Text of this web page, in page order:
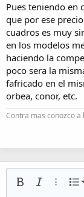
Pues teniendo en
que por ese
cuadros es muy
en los modelos
haciendo la
poco sera la
fafricado en el
orbea, conor, etc.
Contra mas conozco
NegritaCursivaMásLista